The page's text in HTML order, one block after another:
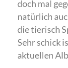
doch mal
natürlich
die tierisch
Sehr schick
aktuellen